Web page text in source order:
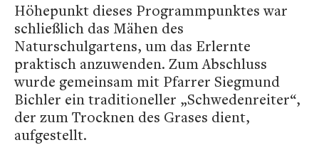
Höhepunkt dieses Programmpunktes war
schließlich das Mähen des
Naturschulgartens, um das Erlernte
praktisch anzuwenden. Zum Abschluss
wurde gemeinsam mit Pfarrer Siegmund
Bichler ein traditioneller „Schwedenreiter“,
der zum Trocknen des Grases dient,
aufgestellt.